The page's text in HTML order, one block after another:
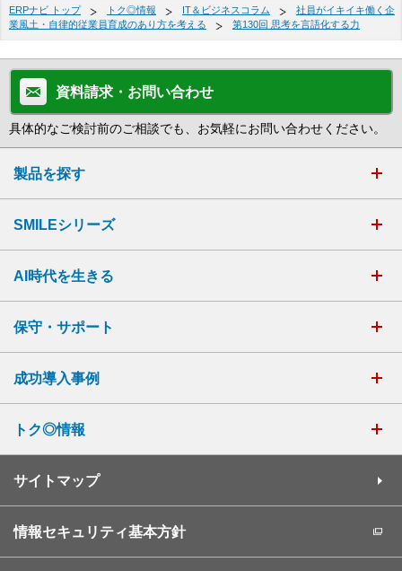
ERPナビ トップ トク◎情報 IT＆ビジネスコラム
社員がイキイキ働く企
業風土・自律的従業員育成のあり方を考える
第130回 思考を言語化する力
資料請求・お問い合わせ
具体的なご検討前のご相談でも、お気軽にお問い合わせください。
製品を探す
SMILEシリーズ
AI時代を生きる
保守・サポート
成功導入事例
トク◎情報
サイトマップ
情報セキュリティ基本方針